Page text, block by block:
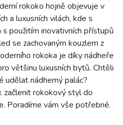
rokoko hojně objevuje v
a luxusních vilách, kde s
použitím inovativních přístupů
se zachovaným kouzlem z
rokoka je díky nádheře
většinu luxusních bytů. Chtěli
nádherný palác?
začlenit rokokový styl do
Poradíme vám vše potřebné.